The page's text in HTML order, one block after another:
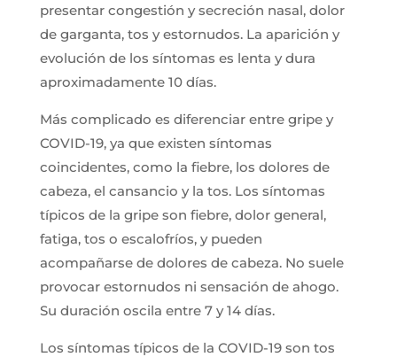
presentar congestión y secreción nasal, dolor
de garganta, tos y estornudos. La aparición y
evolución de los síntomas es lenta y dura
aproximadamente 10 días.
Más complicado es diferenciar entre gripe y
COVID-19, ya que existen síntomas
coincidentes, como la fiebre, los dolores de
cabeza, el cansancio y la tos. Los síntomas
típicos de la gripe son fiebre, dolor general,
fatiga, tos o escalofríos, y pueden
acompañarse de dolores de cabeza. No suele
provocar estornudos ni sensación de ahogo.
Su duración oscila entre 7 y 14 días.
Los síntomas típicos de la COVID-19 son tos